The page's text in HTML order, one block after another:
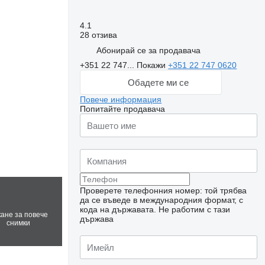
за повече
снимки
4.1
28 отзива
Абонирай се за продавача
+351 22 747... Покажи+351 22 747 0620
Обадете ми се
Повече информация
Попитайте продавача
Проверете телефонния номер: той трябва
да се въведе в международния формат, с
кода на държавата.
Не работим с тази
държава